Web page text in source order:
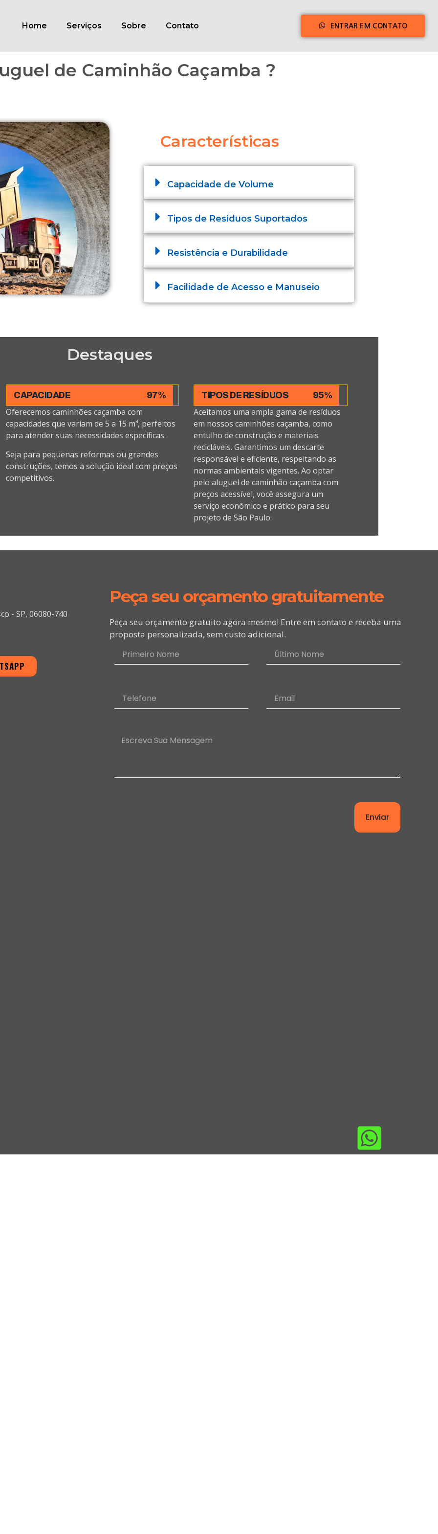
Home Serviços Sobre Contato ENTRAR EM CONTATO
de Caminhão Caçamba ?
Características
Capacidade de Volume
Tipos de Resíduos Suportados
Resistência e Durabilidade
Facilidade de Acesso e Manuseio
Destaques
CAPACIDADE 97%
Oferecemos caminhões caçamba com
capacidades que variam de 5 a 15 m³, perfeitos
para atender suas necessidades específicas.
Seja para pequenas reformas ou grandes
construções, temos a solução ideal com preços
competitivos.
TIPOS DE RESÍDUOS 95%
Aceitamos uma ampla gama de resíduos
em nossos caminhões caçamba, como
entulho de construção e materiais
recicláveis. Garantimos um descarte
responsável e eficiente, respeitando as
normas ambientais vigentes. Ao optar
pelo aluguel de caminhão caçamba com
preços acessível, você assegura um
serviço econômico e prático para seu
projeto de São Paulo.
- SP, 06080-740
Peça seu orçamento gratuitamente
Peça seu orçamento gratuito agora mesmo! Entre em contato e receba uma
proposta personalizada, sem custo adicional.
Enviar